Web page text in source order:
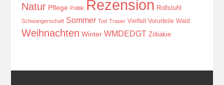
Natur Pflege Politik Rezension Rollstuhl
Schwangerschaft Sommer Tod Trauer Vielfalt Vorurteile Wald
Weihnachten Winter WMDEDGT Zöliakie